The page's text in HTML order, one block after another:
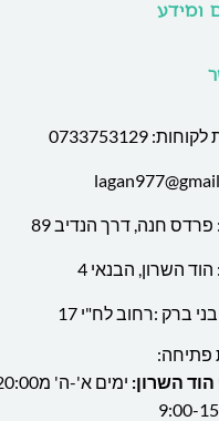
ומידע
0733753129
פרדס חנה, דרך הנדיב 89
השרון, הבנאי 4
ברק :רחוב לח"י 17
פתיחה:
הוד השרון: